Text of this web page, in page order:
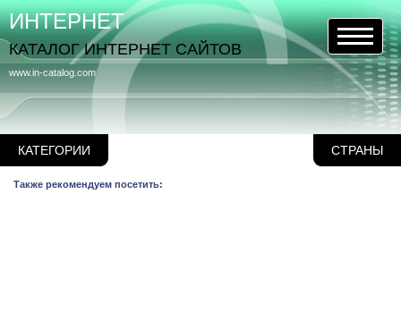
КАТЕГОРИИ СТРАНЫ
www.in-catalog.com
ИНТЕРНЕТ
КАТАЛОГ ИНТЕРНЕТ САЙТОВ
Также рекомендуем посетить: